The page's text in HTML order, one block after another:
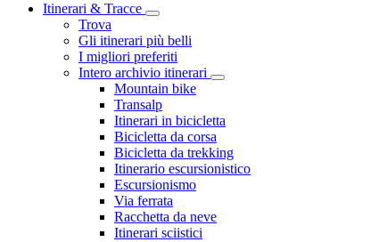
Itinerari & Tracce
Trova
Gli itinerari più belli
I migliori preferiti
Intero archivio itinerari
Mountain bike
Transalp
Itinerari in bicicletta
Bicicletta da corsa
Bicicletta da trekking
Itinerario escursionistico
Escursionismo
Via ferrata
Racchetta da neve
Itinerari sciistici